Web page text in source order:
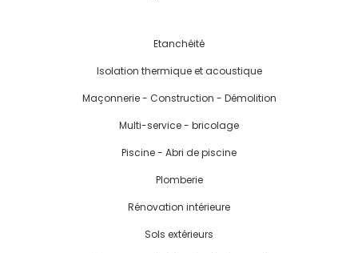
Etanchéité
Isolation thermique et acoustique
Maçonnerie - Construction - Démolition
Multi-service - bricolage
Piscine - Abri de piscine
Plomberie
Rénovation intérieure
Sols extérieurs